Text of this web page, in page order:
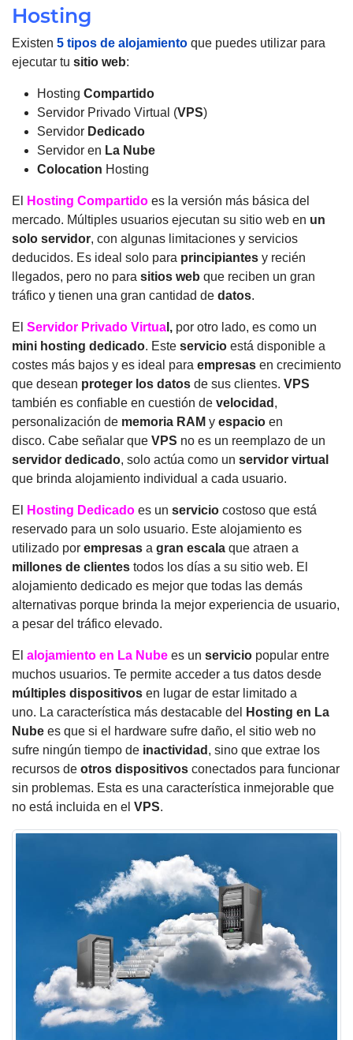
Hosting
Existen 5 tipos de alojamiento que puedes utilizar para
ejecutar tu sitio web:
Hosting Compartido
Servidor Privado Virtual (VPS)
Servidor Dedicado
Servidor en La Nube
Colocation Hosting
El Hosting Compartido es la versión más básica del
mercado. Múltiples usuarios ejecutan su sitio web en un
solo servidor, con algunas limitaciones y servicios
deducidos. Es ideal solo para principiantes y recién
llegados, pero no para sitios web que reciben un gran
tráfico y tienen una gran cantidad de datos.
El Servidor Privado Virtua l, por otro lado, es como un
mini hosting dedicado. Este servicio está disponible a
costes más bajos y es ideal para empresas en crecimiento
que desean proteger los datos de sus clientes. VPS
también es confiable en cuestión de velocidad ,
personalización de memoria RAM y espacio en
disco. Cabe señalar que VPS no es un reemplazo de un
servidor dedicado, solo actúa como un servidor virtual
que brinda alojamiento individual a cada usuario.
El Hosting Dedicado es un servicio costoso que está
reservado para un solo usuario. Este alojamiento es
utilizado por empresas a gran escala que atraen a
millones de clientes todos los días a su sitio web. El
alojamiento dedicado es mejor que todas las demás
alternativas porque brinda la mejor experiencia de usuario,
a pesar del tráfico elevado.
El alojamiento en La Nube es un servicio popular entre
muchos usuarios. Te permite acceder a tus datos desde
múltiples dispositivos en lugar de estar limitado a
uno. La característica más destacable del
Hosting en La
Nube es que si el hardware sufre daño, el sitio web no
sufre ningún tiempo de inactividad , sino que extrae los
recursos de otros dispositivos conectados para funcionar
sin problemas. Esta es una característica inmejorable que
no está incluida en el VPS.